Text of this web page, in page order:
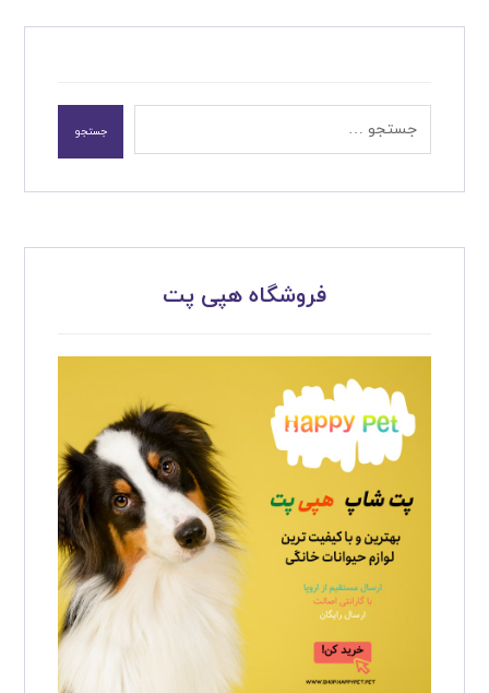
جستجو
فروشگاه هپی پت